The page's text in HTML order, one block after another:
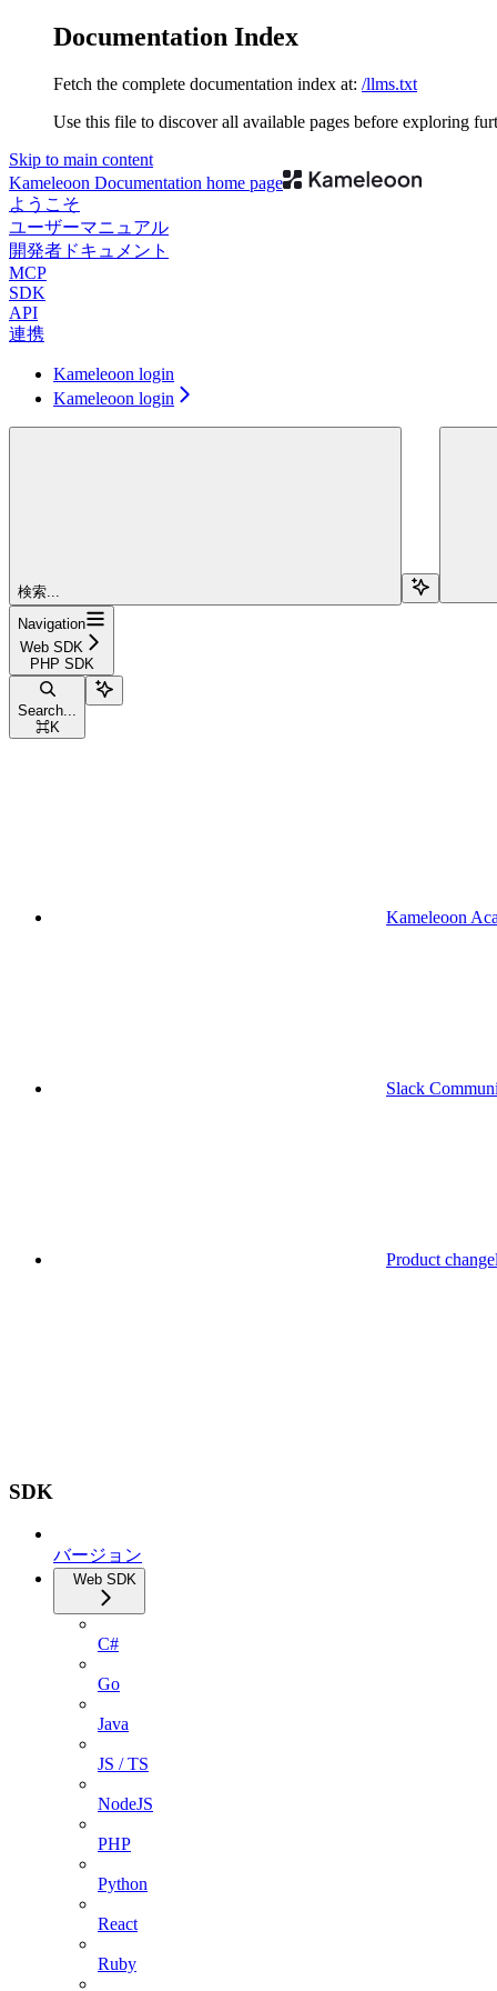
Documentation Index
Fetch the complete documentation index at: /llms.txt
Use this file to discover all available pages before exploring
Skip to main content
Kameleoon Documentation home page
ようこそ
ユーザーマニュアル
開発者ドキュメント
MCP
SDK
API
連携
Kameleoon login
Kameleoon login
検索...
Navigation
Web SDK
PHP SDK
Search...
⌘K
Kameleoon
Slack
Product
SDK
バージョン
Web SDK
C#
Go
Java
JS / TS
NodeJS
PHP
Python
React
Ruby